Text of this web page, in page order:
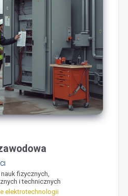
fizycznych,
i technicznych
elektrotechnologii